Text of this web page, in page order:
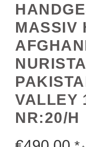
MASSIV
VALLEY
NR:20/H